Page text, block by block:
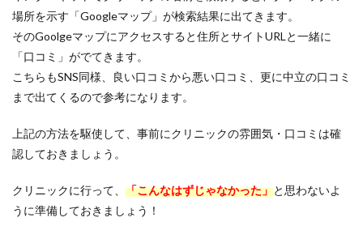
場所を示す「Googleマップ」が検索結果に出てきます。
そのGoolgeマップにアクセスすると住所とサイトURLと一緒に
「口コミ」がでてきます。
こちらもSNS同様、良い口コミから悪い口コミ、更に中立の口コミ
まで出てくるので参考になります。
上記の方法を駆使して、事前にクリニックの雰囲気・口コミは確
認しておきましょう。
クリニックに行って、 「こんなはずじゃなかった」と思わないよ
うに準備しておきましょう！